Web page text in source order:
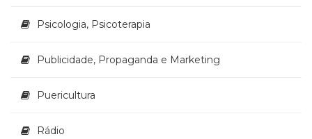
Psicologia, Psicoterapia
Publicidade, Propaganda e Marketing
Puericultura
Rádio